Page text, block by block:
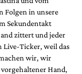
Folgen in unsere
Sekundentakt
zittert und jeder
Live-Ticker, weil das
wir, wir
Hand,